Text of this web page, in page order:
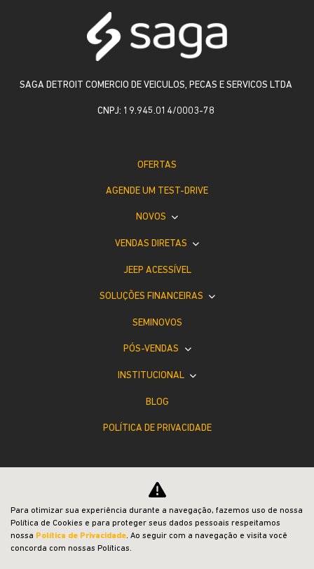
SAGA DETROIT COMERCIO DE VEICULOS, PECAS E SERVICOS LTDA
CNPJ: 19.945.014/0003-78
OFERTAS
AGENDE UM TEST-DRIVE
NOVOS
VENDAS DIRETAS
JEEP ACESSÍVEL
SOLUÇÕES FINANCEIRAS
SEMINOVOS
PÓS-VENDAS
INSTITUCIONAL
BLOG
POLÍTICA DE PRIVACIDADE
Desacelere. Seu bem maior é a vida.
Para otimizar sua experiência durante a navegação, fazemos uso de nossa
Política de Cookies e para proteger seus dados pessoais respeitamos
nossa Política de Privacidade. Ao seguir com a navegação e visita você
concorda com nossas Políticas.